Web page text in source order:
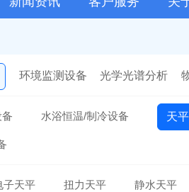
环境监测设备 光学光谱分析
水浴恒温/制冷设备 天
子天平 扭力天平 静水天平